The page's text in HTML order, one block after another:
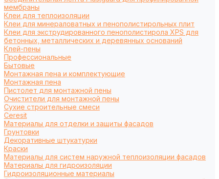
мембраны
Клеи для теплоизоляции
Клеи для минераловатных и пенополистирольных плит
Клеи для экструдированного пенополистирола XPS для
бетонных, металлических и деревянных оснований
Клей-пены
Профессиональные
Бытовые
Монтажная пена и комплектующие
Монтажная пена
Пистолет для монтажной пены
Очистители для монтажной пены
Сухие строительные смеси
Ceresit
Материалы для отделки и защиты фасадов
Грунтовки
Декоративные штукатурки
Краски
Материалы для систем наружной теплоизоляции фасадов
Материалы для гидроизоляции
Гидроизоляционные материалы